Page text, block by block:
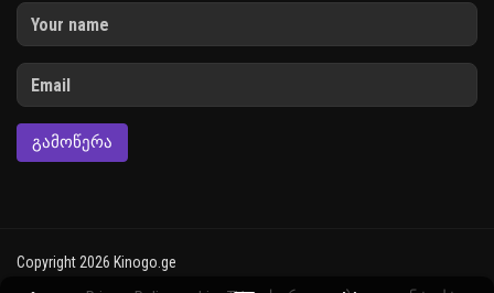
ᲒᲐᲛᲝᲬᲔᲠᲐ
Copyright 2026 Kinogo.ge